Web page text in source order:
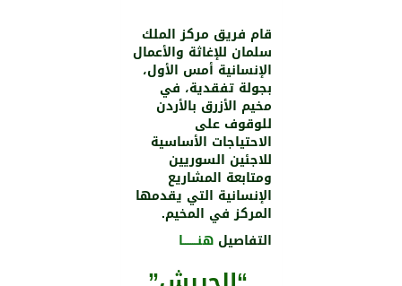
قام فريق مركز الملك
سلمان للإغاثة والأعمال
الإنسانية أمس الأول،
بجولة تفقدية، في
مخيم الأزرق بالأردن
للوقوف على
الاحتياجات الأساسية
للاجئين السوريين
ومتابعة المشاريع
الإنسانية التي يقدمها
المركز في المخيم.
التفاصيلهنــــــــا